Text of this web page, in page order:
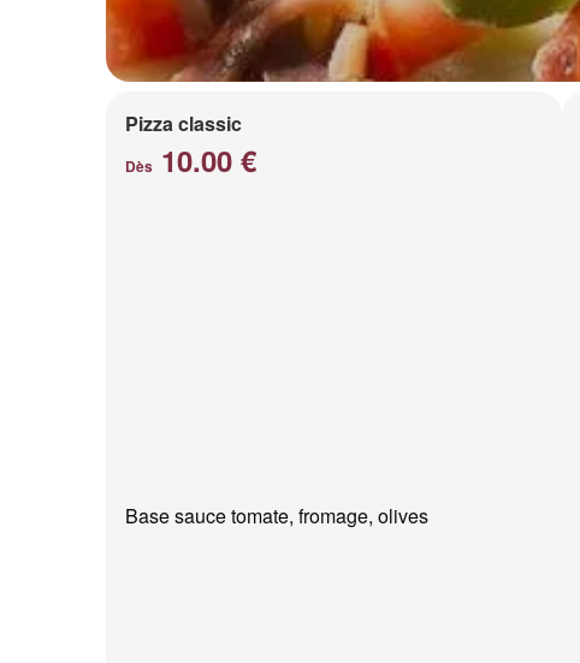
Pizza classic
Dès 10.00 €
Base sauce tomate, fromage, olives